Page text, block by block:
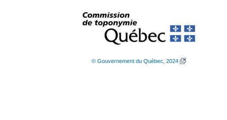
© Gouvernement du Québec, 2024